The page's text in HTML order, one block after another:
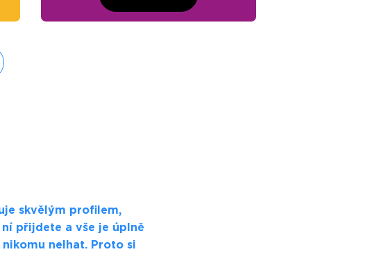
skvělým profilem,
přijdete a vše je úplně
nelhat. Proto si